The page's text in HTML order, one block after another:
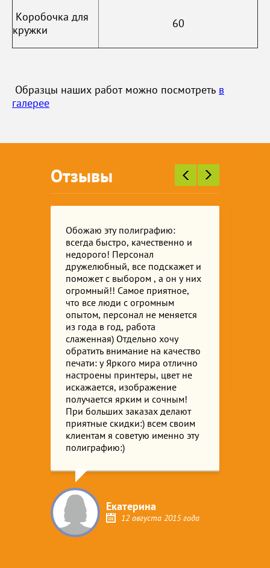
Коробочка для
кружки
60
Образцы наших работ можно посмотреть в
галерее
Отзывы
Обожаю эту полиграфию:
всегда быстро, качественно и
недорого! Персонал
дружелюбный, все подскажет и
поможет с выбором , а он у них
огромный!! Самое приятное,
что все люди с огромным
опытом, персонал не меняется
из года в год, работа
слаженная) Отдельно хочу
обратить внимание на качество
печати: у Яркого мира отлично
настроены принтеры, цвет не
искажается, изображение
получается ярким и сочным!
При больших заказах делают
приятные скидки:) всем своим
клиентам я советую именно эту
полиграфию:)
Екатерина
12 августа 2015 года